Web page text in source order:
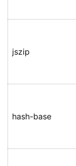
jszip
hash-base